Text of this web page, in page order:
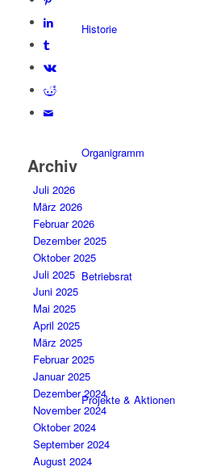
Historie
Organigramm
Betriebsrat
Projekte & Aktionen
Archiv
Juli 2026
März 2026
Februar 2026
Dezember 2025
Oktober 2025
Juli 2025
Juni 2025
Mai 2025
April 2025
März 2025
Februar 2025
Januar 2025
Dezember 2024
November 2024
Oktober 2024
September 2024
August 2024